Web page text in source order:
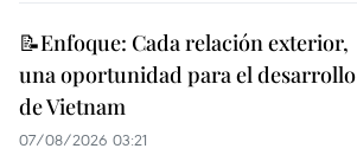
📝Enfoque: Cada relación exterior,
una oportunidad para el desarrollo
de Vietnam
07/08/2026 03:21